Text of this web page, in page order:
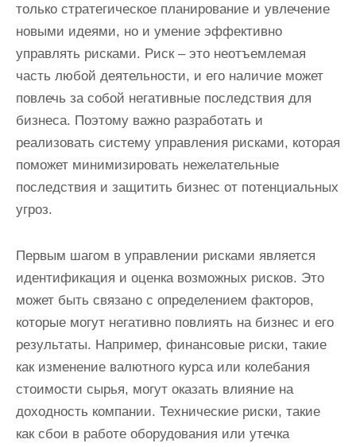
только стратегическое планирование и увлечение
новыми идеями, но и умение эффективно
управлять рисками. Риск – это неотъемлемая
часть любой деятельности, и его наличие может
повлечь за собой негативные последствия для
бизнеса. Поэтому важно разработать и
реализовать систему управления рисками, которая
поможет минимизировать нежелательные
последствия и защитить бизнес от потенциальных
угроз.
Первым шагом в управлении рисками является
идентификация и оценка возможных рисков. Это
может быть связано с определением факторов,
которые могут негативно повлиять на бизнес и его
результаты. Например, финансовые риски, такие
как изменение валютного курса или колебания
стоимости сырья, могут оказать влияние на
доходность компании. Технические риски, такие
как сбои в работе оборудования или утечка